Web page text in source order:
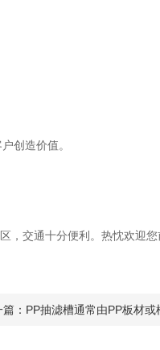
创造价值。
交通十分便利。热忱欢迎您
： PP抽滤槽通常由PP板材